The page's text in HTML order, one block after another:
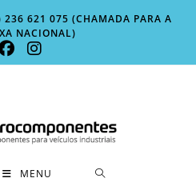
236 621 075 (CHAMADA PARA A
NACIONAL)
MENU